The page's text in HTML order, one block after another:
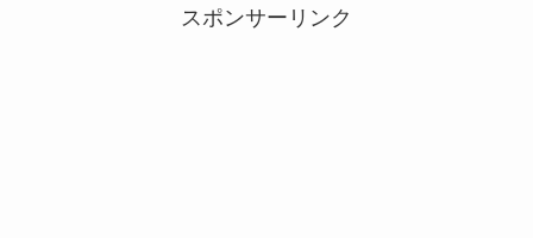
スポンサーリンク